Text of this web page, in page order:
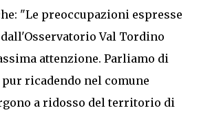
"Le preoccupazioni espresse
Val Tordino
attenzione. Parliamo di
ricadendo nel comune
a ridosso del territorio di